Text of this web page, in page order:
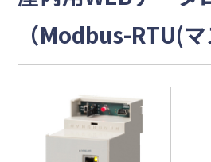
（Modbus-RTU(